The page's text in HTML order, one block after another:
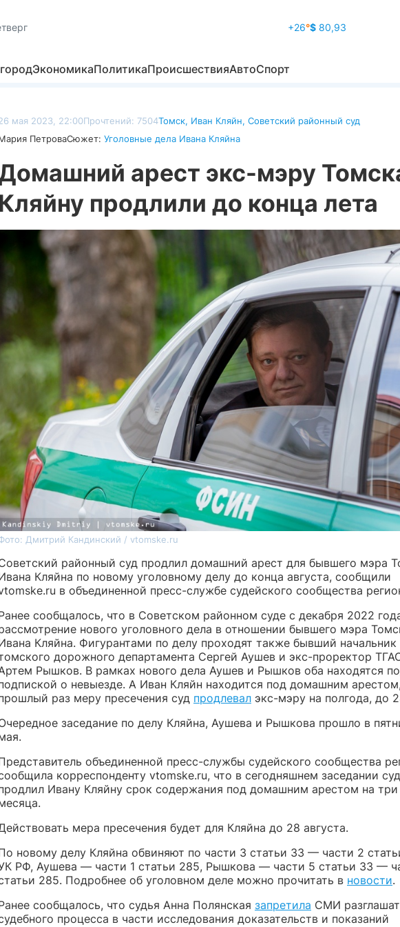
+26°$80,93
ЭкономикаПолитикаПроисшествияАвтоСпорт
мая 2023, 22:00Прочтений: 7504Томск, Иван Кляйн, Советский районный суд
ПетроваСюжет: Уголовные дела Ивана Кляйна
арест экс-мэру
Кляйну продлили до конца лета
Дмитрий Кандинский / vtomske.ru
районный суд продлил домашний арест для бывшего мэра
Кляйна по новому уголовному делу до конца августа, сообщили
в объединенной пресс-службе судейского сообщества
сообщалось, что в Советском районном суде с декабря 2022
нового уголовного дела в отношении бывшего мэра
Кляйна. Фигурантами по делу проходят также бывший начальник
дорожного департамента Сергей Аушев и экс-проректор
Рышков. В рамках нового дела Аушев и Рышков оба находятся
о невыезде. А Иван Кляйн находится под домашним
раз меру пресечения суд продлевал экс-мэру на полгода, до
заседание по делу Кляйна, Аушева и Рышкова прошло в
объединенной пресс-службы судейского сообщества
корреспонденту vtomske.ru, что в сегодняшнем заседании суд
Ивану Кляйну срок содержания под домашним арестом на три
мера пресечения будет для Кляйна до 28 августа.
новому делу Кляйна обвиняют по части 3 статьи 33 — части 2
РФ, Аушева — части 1 статьи 285, Рышкова — части 5 статьи 33 —
285. Подробнее об уголовном деле можно прочитать в новости.
сообщалось, что судья Анна Полянская запретила СМИ
процесса в части исследования доказательств и показаний